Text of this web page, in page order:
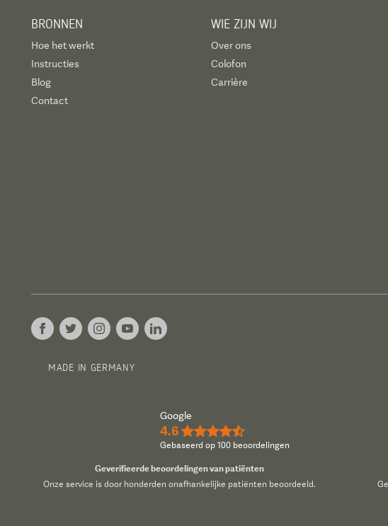
BRONNEN
Hoe het werkt
Instructies
Blog
Contact
WIE ZIJN WIJ
Over ons
Colofon
Carrière
MADE IN GERMANY
Google
4.6 ★★★★½
Gebaseerd op 100 beoordelingen
Geverifieerde beoordelingen van patiënten
Onze service is door honderden onafhankelijke patiënten beoordeeld.